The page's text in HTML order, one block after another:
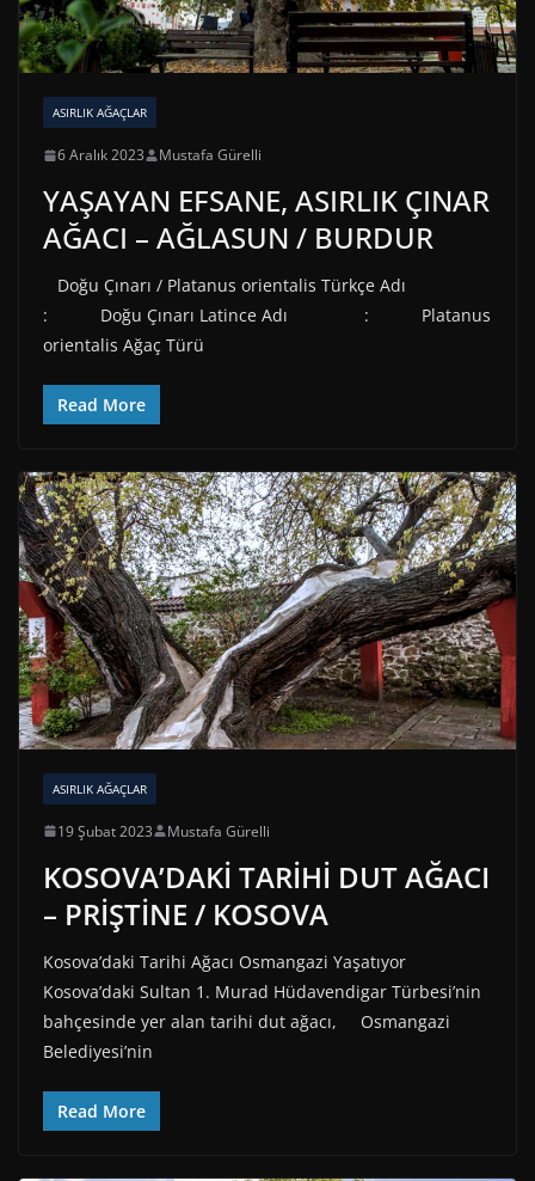
ASIRLIK AĞAÇLAR
6 Aralık 2023 Mustafa Gürelli
YAŞAYAN EFSANE, ASIRLIK ÇINAR
AĞACI – AĞLASUN / BURDUR
Doğu Çınarı / Platanus orientalis Türkçe Adı
: Doğu Çınarı Latince Adı : Platanus
orientalis Ağaç Türü
Read More
ASIRLIK AĞAÇLAR
19 Şubat 2023 Mustafa Gürelli
KOSOVA’DAKİ TARİHİ DUT AĞACI
– PRİŞTİNE / KOSOVA
Kosova’daki Tarihi Ağacı Osmangazi Yaşatıyor
Kosova’daki Sultan 1. Murad Hüdavendigar Türbesi’nin
bahçesinde yer alan tarihi dut ağacı, Osmangazi
Belediyesi’nin
Read More